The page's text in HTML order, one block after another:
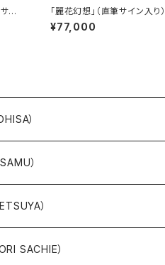
イ
「麗花幻想」（直筆サイン入り）
¥77,000
）
）
）
SACHIE）